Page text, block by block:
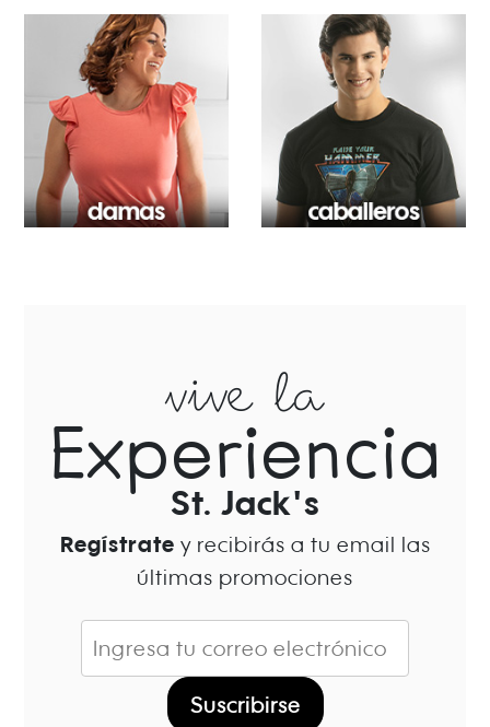
vive la
Experiencia
St. Jack's
Regístrate y recibirás a tu email las
últimas promociones
Suscribirse